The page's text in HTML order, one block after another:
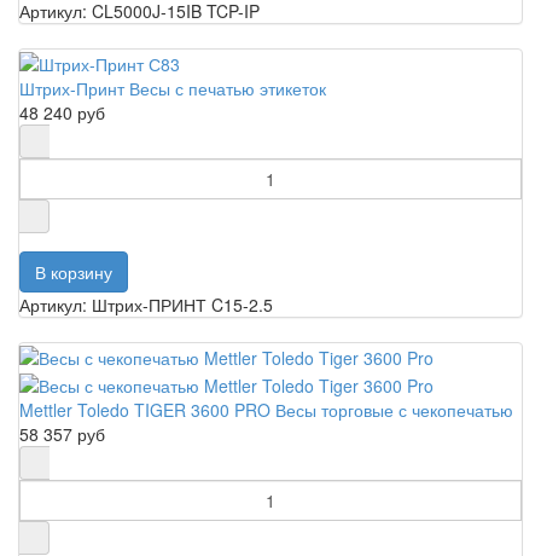
Артикул: CL5000J-15IB TCP-IP
Штрих-Принт Весы с печатью этикеток
48 240 руб
Артикул: Штрих-ПРИНТ C15-2.5
Mettler Toledo TIGER 3600 PRO Весы торговые с чекопечатью
58 357 руб